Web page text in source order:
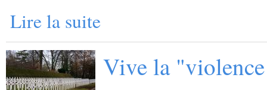
Lire la suite
Vive la